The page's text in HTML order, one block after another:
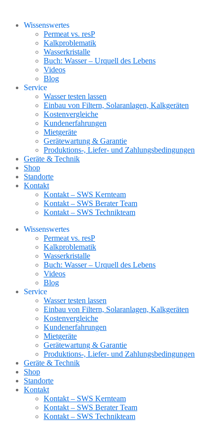
Wissenswertes
Permeat vs. resP
Kalkproblematik
Wasserkristalle
Buch: Wasser – Urquell des Lebens
Videos
Blog
Service
Wasser testen lassen
Einbau von Filtern, Solaranlagen, Kalkgeräten
Kostenvergleiche
Kundenerfahrungen
Mietgeräte
Gerätewartung & Garantie
Produktions-, Liefer- und Zahlungsbedingungen
Geräte & Technik
Shop
Standorte
Kontakt
Kontakt – SWS Kernteam
Kontakt – SWS Berater Team
Kontakt – SWS Technikteam
Wissenswertes
Permeat vs. resP
Kalkproblematik
Wasserkristalle
Buch: Wasser – Urquell des Lebens
Videos
Blog
Service
Wasser testen lassen
Einbau von Filtern, Solaranlagen, Kalkgeräten
Kostenvergleiche
Kundenerfahrungen
Mietgeräte
Gerätewartung & Garantie
Produktions-, Liefer- und Zahlungsbedingungen
Geräte & Technik
Shop
Standorte
Kontakt
Kontakt – SWS Kernteam
Kontakt – SWS Berater Team
Kontakt – SWS Technikteam